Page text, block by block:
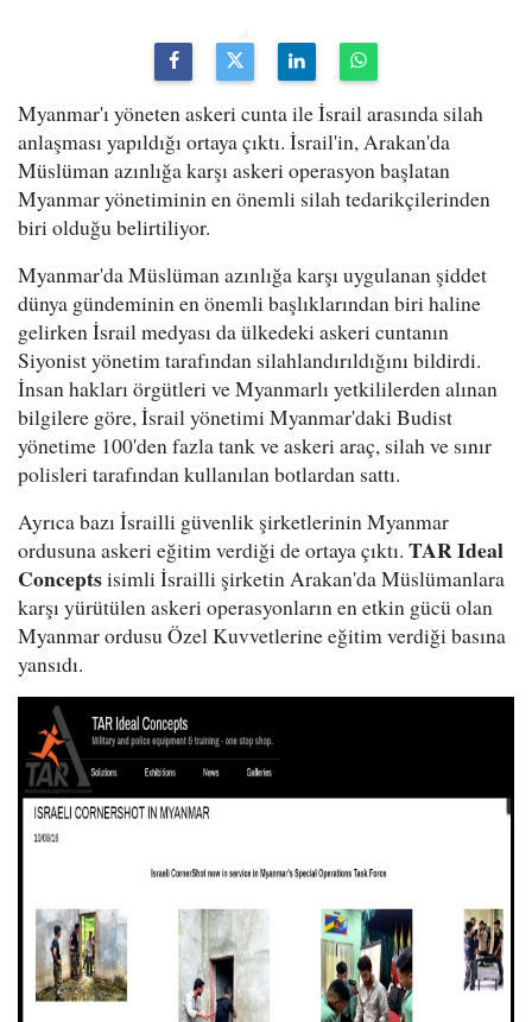
Myanmar'ı yöneten askeri cunta ile İsrail arasında silah
anlaşması yapıldığı ortaya çıktı. İsrail'in, Arakan'da
Müslüman azınlığa karşı askeri operasyon başlatan
Myanmar yönetiminin en önemli silah tedarikçilerinden
biri olduğu belirtiliyor.
Myanmar'da Müslüman azınlığa karşı uygulanan şiddet
dünya gündeminin en önemli başlıklarından biri haline
gelirken İsrail medyası da ülkedeki askeri cuntanın
Siyonist yönetim tarafından silahlandırıldığını bildirdi.
İnsan hakları örgütleri ve Myanmarlı yetkililerden alınan
bilgilere göre, İsrail yönetimi Myanmar'daki Budist
yönetime 100'den fazla tank ve askeri araç, silah ve sınır
polisleri tarafından kullanılan botlardan sattı.
Ayrıca bazı İsrailli güvenlik şirketlerinin Myanmar
ordusuna askeri eğitim verdiği de ortaya çıktı. TAR Ideal
Conceptsisimli İsrailli şirketin Arakan'da Müslümanlara
karşı yürütülen askeri operasyonların en etkin gücü olan
Myanmar ordusu Özel Kuvvetlerine eğitim verdiği basına
yansıdı.